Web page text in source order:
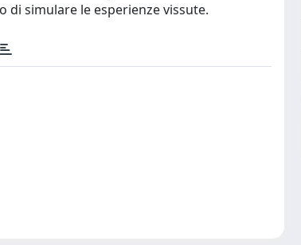
simulare le esperienze vissute.